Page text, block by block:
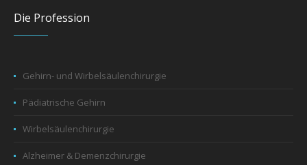
Die Profession
Gehirn- und Wirbelsäulenchirurgie
Pädiatrische Gehirn
Wirbelsäulenchirurgie
Alzheimer & Demenzchirurgie